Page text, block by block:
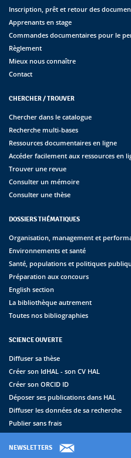
Inscription, prêt et retour des
Apprenants en stage
Commandes documentaires pour le
Règlement
Mieux nous connaître
Contact
CHERCHER / TROUVER
Chercher dans le catalogue
Recherche multi-bases
Ressources documentaires en ligne
Accéder facilement aux ressources en
Trouver une revue
Consulter un mémoire
Consulter une thèse
DOSSIERS THÉMATIQUES
Organisation, management et
Environnements et santé
Santé, populations et politiques
Préparation aux concours
English section
La bibliothèque autrement
Toutes nos bibliographies
SCIENCE OUVERTE
Diffuser sa thèse
Créer son IdHAL - son CV HAL
Créer son ORCID ID
Déposer ses publications dans HAL
Diffuser les données de sa recherche
Publier sans frais
NEWSLETTERS